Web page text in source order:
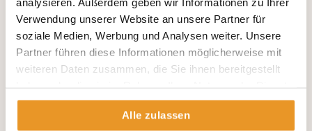
Verwendung unserer Website an unsere Partner für
soziale Medien, Werbung und Analysen weiter. Unsere
Partner führen diese Informationen möglicherweise mit
weiteren Daten zusammen, die Sie ihnen bereitgestellt
gesammelt haben.
Alle zulassen
die
Neurologen der Beta Klinik
in der Regel durch
eine klinisch- neurologische Untersuchung in
Kombination mit einerElektrophysiologische
Messunggesichert. Bei Bedarf kann zusätzlich durch
die Neurologen eine Ultraschalluntersuchung des
durchgeführt werden.